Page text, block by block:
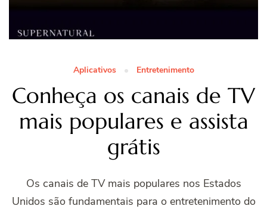
Aplicativos Entretenimento
Conheça os canais de TV
mais populares e assista
grátis
Os canais de TV mais populares nos Estados
Unidos são fundamentais para o entretenimento do